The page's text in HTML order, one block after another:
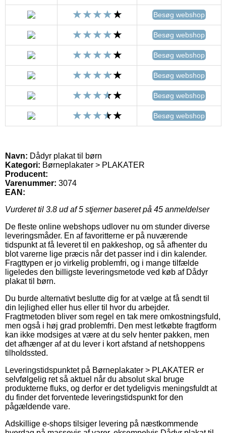
Besøg webshop
Besøg webshop
Besøg webshop
Besøg webshop
Besøg webshop
Besøg webshop
Navn: Dådyr plakat til børn
Kategori: Børneplakater > PLAKATER
Producent:
Varenummer: 3074
EAN:
Vurderet til 3.8 ud af 5 stjerner baseret på 45 anmeldelser
De fleste online webshops udlover nu om stunder diverse
leveringsmåder. En af favoritterne er på nuværende
tidspunkt at få leveret til en pakkeshop, og så afhenter du
blot varerne lige præcis når det passer ind i din kalender.
Fragttypen er jo virkelig problemfri, og i mange tilfælde
ligeledes den billigste leveringsmetode ved køb af Dådyr
plakat til børn.
Du burde alternativt beslutte dig for at vælge at få sendt til
din lejlighed eller hus eller til hvor du arbejder.
Fragtmetoden bliver som regel en tak mere omkostningsfuld,
men også i høj grad problemfri. Den mest letkøbte fragtform
kan ikke modsiges at være at du selv henter pakken, men
det afhænger af at du lever i kort afstand af netshoppens
tilholdssted.
Leveringstidspunktet på Børneplakater > PLAKATER er
selvfølgelig ret så aktuel når du absolut skal bruge
produkterne fluks, og derfor er det tydeligvis meningsfuldt at
du finder det forventede leveringstidspunkt for den
pågældende vare.
Adskillige e-shops tilsiger levering på næstkommende